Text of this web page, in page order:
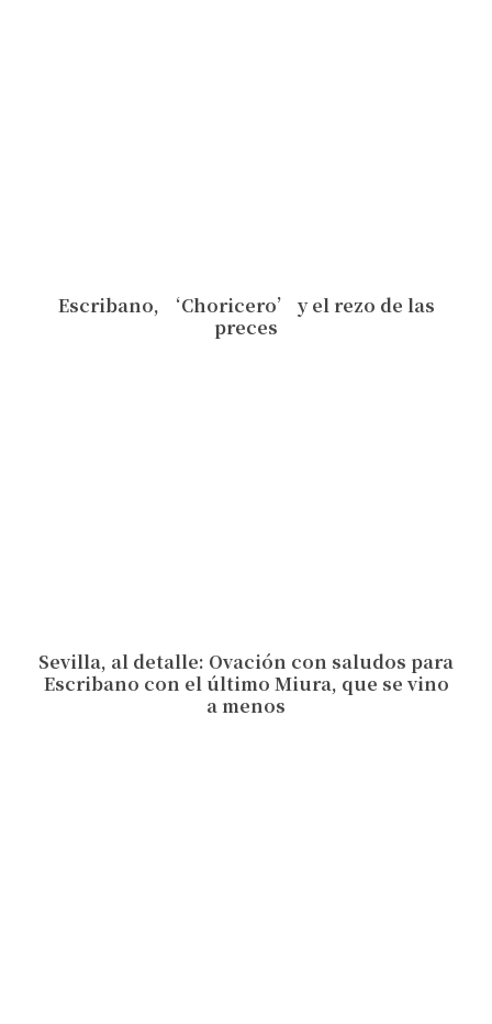
Escribano, ‘Choricero’ y el rezo de las
preces
Sevilla, al detalle: Ovación con saludos para
Escribano con el último Miura, que se vino
a menos